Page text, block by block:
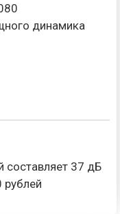
динамика
составляет 37 дБ